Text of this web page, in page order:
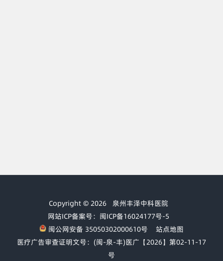
Copyright © 2026 泉州丰泽中科医院
网站ICP备案号：闽ICP备16024177号-5
闽公网安备 35050302000610号
站点地图
医疗广告审查证明文号：(闽-泉-丰)医广【2026】第02-11-17
号